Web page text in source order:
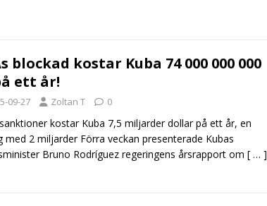
blockad kostar Kuba 74 000 000 000
ett år!
09-27 Zoltan T 0
kostar Kuba 7,5 miljarder dollar på ett år, en
med 2 miljarder Förra veckan presenterade Kubas
Bruno Rodríguez regeringens årsrapport om [ … ]